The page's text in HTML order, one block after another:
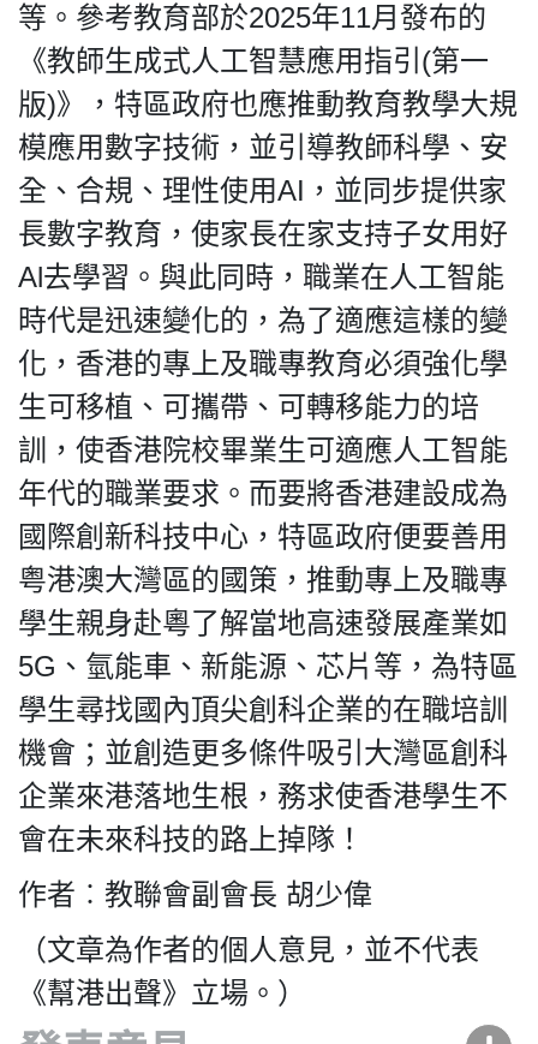
等。參考教育部於2025年11月發布的
《教師生成式人工智慧應用指引(第一
版)》，特區政府也應推動教育教學大規
模應用數字技術，並引導教師科學、安
全、合規、理性使用AI，並同步提供家
長數字教育，使家長在家支持子女用好
Al去學習。與此同時，職業在人工智能
時代是迅速變化的，為了適應這樣的變
化，香港的專上及職專教育必須強化學
生可移植、可攜帶、可轉移能力的培
訓，使香港院校畢業生可適應人工智能
年代的職業要求。而要將香港建設成為
國際創新科技中心，特區政府便要善用
粤港澳大灣區的國策，推動專上及職專
學生親身赴粵了解當地高速發展產業如
5G、氫能車、新能源、芯片等，為特區
學生尋找國內頂尖創科企業的在職培訓
機會；並創造更多條件吸引大灣區創科
企業來港落地生根，務求使香港學生不
會在未來科技的路上掉隊！
作者︰教聯會副會長 胡少偉
（文章為作者的個人意見，並不代表
《幫港出聲》立場。）